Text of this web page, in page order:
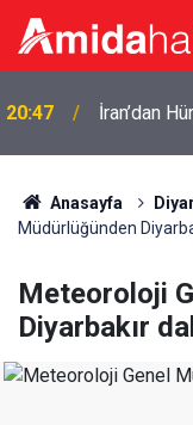
20:47 İran’dan
20:41
Urfa Kalesi
oldu
Anasayfa
Müdürlüğünden
Meteoroloji
Diyarbakır